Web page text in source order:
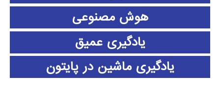
هوش مصنوعی
یادگیری عمیق
یادگیری ماشین در پایتون